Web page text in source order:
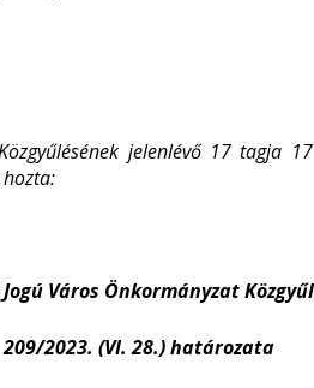
jelenlévő 17 tagja
Város Önkormányzat
209/2023. (VI. 28.) határozata